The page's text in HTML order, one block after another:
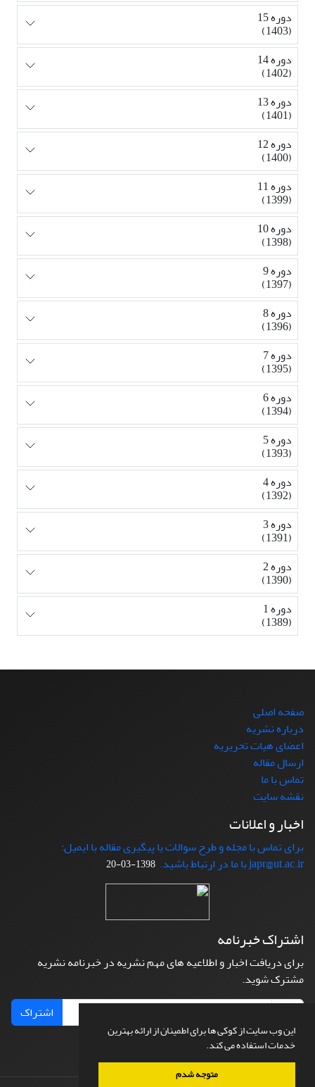
این وب سایت از کوکی ها برای اطمینان از ارائه بهترین
خدمات استفاده می کند.
متوجه شدم
دوره 15
(1403)
دوره 14
(1402)
دوره 13
(1401)
دوره 12
(1400)
دوره 11
(1399)
دوره 10
(1398)
دوره 9
(1397)
دوره 8
(1396)
دوره 7
(1395)
دوره 6
(1394)
دوره 5
(1393)
دوره 4
(1392)
دوره 3
(1391)
دوره 2
(1390)
دوره 1
(1389)
صفحه اصلی
درباره نشریه
اعضای هیات تحریریه
ارسال مقاله
تماس با ما
نقشه سایت
اخبار و اعلانات
برای تماس با مجله و طرح سوالات یا پیگیری مقاله با ایمیل:
japr@ut.ac.ir با ما در ارتباط باشید.
1398-03-20
اشتراک خبرنامه
برای دریافت اخبار و اطلاعیه های مهم نشریه در خبرنامه نشریه
مشترک شوید.
اشتراک